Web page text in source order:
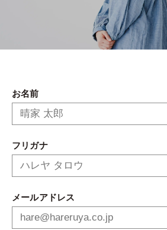
お名前
フリガナ
メールアドレス